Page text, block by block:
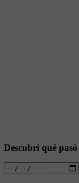
Descubrí qué